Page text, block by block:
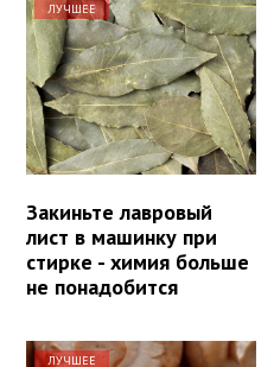
ЛУЧШЕЕ
Закиньте лавровый
лист в машинку при
стирке - химия больше
не понадобится
ЛУЧШЕЕ